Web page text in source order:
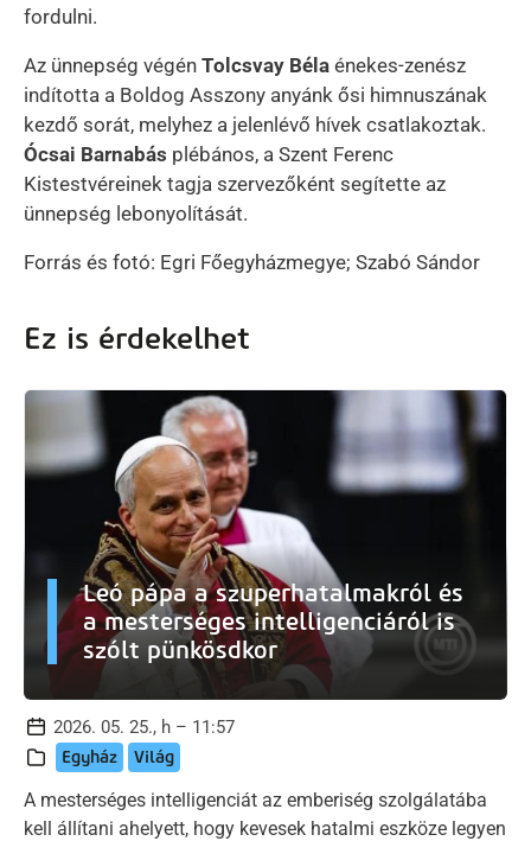
fordulni.
Az ünnepség végén Tolcsvay Béla énekes-zenész
indította a Boldog Asszony anyánk ősi himnuszának
kezdő sorát, melyhez a jelenlévő hívek csatlakoztak.
Ócsai Barnabás plébános, a Szent Ferenc
Kistestvéreinek tagja szervezőként segítette az
ünnepség lebonyolítását.
Forrás és fotó: Egri Főegyházmegye; Szabó Sándor
Ez is érdekelhet
Leó pápa a szuperhatalmakról és
a mesterséges intelligenciáról is
szólt pünkösdkor
2026. 05. 25., h – 11:57
Egyház Világ
A mesterséges intelligenciát az emberiség szolgálatába
kell állítani ahelyett, hogy kevesek hatalmi eszköze legyen